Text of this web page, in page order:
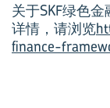
关于SKF绿色
详情，请浏览
finance-